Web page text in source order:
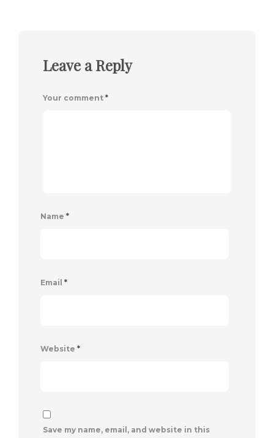
Leave a Reply
Your comment *
Name *
Email *
Website *
Save my name, email, and website in this